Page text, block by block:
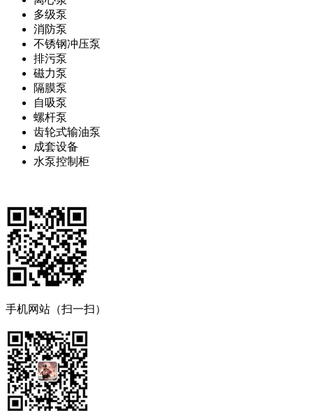
多级泵
消防泵
不锈钢冲压泵
排污泵
磁力泵
隔膜泵
自吸泵
螺杆泵
齿轮式输油泵
成套设备
水泵控制柜
手机网站（扫一扫）